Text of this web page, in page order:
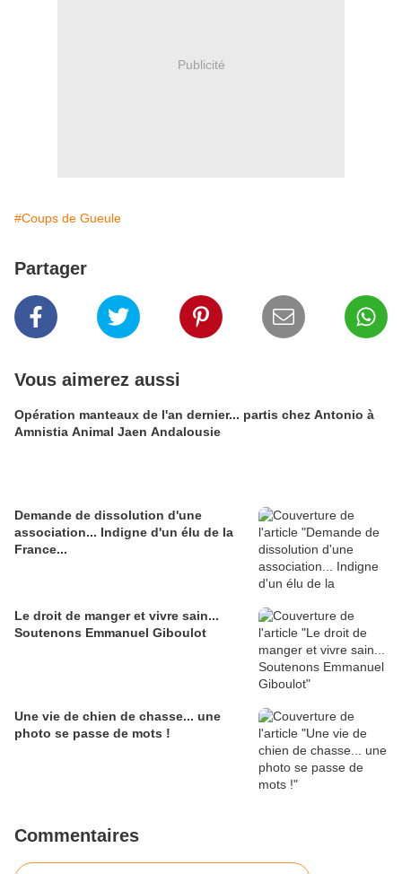
Publicité
#Coups de Gueule
Partager
Vous aimerez aussi
Opération manteaux de l'an dernier... partis chez Antonio à
Amnistia Animal Jaen Andalousie
Demande de dissolution d'une
association... Indigne d'un élu de la
France...
Le droit de manger et vivre sain...
Soutenons Emmanuel Giboulot
Une vie de chien de chasse... une
photo se passe de mots !
Commentaires